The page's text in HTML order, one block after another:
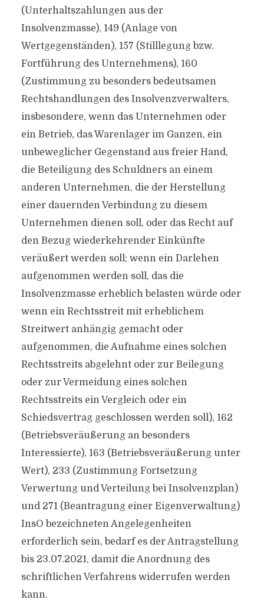
(Unterhaltszahlungen aus der
Insolvenzmasse), 149 (Anlage von
Wertgegenständen), 157 (Stilllegung bzw.
Fortführung des Unternehmens), 160
(Zustimmung zu besonders bedeutsamen
Rechtshandlungen des Insolvenzverwalters,
insbesondere, wenn das Unternehmen oder
ein Betrieb, das Warenlager im Ganzen, ein
unbeweglicher Gegenstand aus freier Hand,
die Beteiligung des Schuldners an einem
anderen Unternehmen, die der Herstellung
einer dauernden Verbindung zu diesem
Unternehmen dienen soll, oder das Recht auf
den Bezug wiederkehrender Einkünfte
veräußert werden soll; wenn ein Darlehen
aufgenommen werden soll, das die
Insolvenzmasse erheblich belasten würde oder
wenn ein Rechtsstreit mit erheblichem
Streitwert anhängig gemacht oder
aufgenommen, die Aufnahme eines solchen
Rechtsstreits abgelehnt oder zur Beilegung
oder zur Vermeidung eines solchen
Rechtsstreits ein Vergleich oder ein
Schiedsvertrag geschlossen werden soll), 162
(Betriebsveräußerung an besonders
Interessierte), 163 (Betriebsveräußerung unter
Wert), 233 (Zustimmung Fortsetzung
Verwertung und Verteilung bei Insolvenzplan)
und 271 (Beantragung einer Eigenverwaltung)
InsO bezeichneten Angelegenheiten
erforderlich sein, bedarf es der Antragstellung
bis 23.07.2021, damit die Anordnung des
schriftlichen Verfahrens widerrufen werden
kann.